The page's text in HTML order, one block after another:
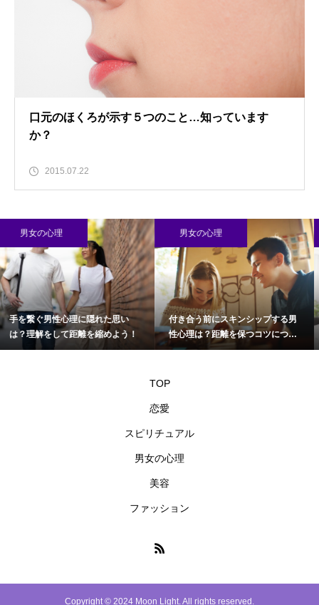
口元のほくろが示す５つのこと…知っています
か？
2015.07.22
！
男女の心理
付き合う前にスキンシップする男
性心理は？距離を保つコツについ
て
男女の心理
職場で好きでたまらない男性
を知る方法！恋愛上手になろ
TOP
恋愛
スピリチュアル
男女の心理
美容
ファッション
Copyright © 2024 Moon Light. All rights reserved.